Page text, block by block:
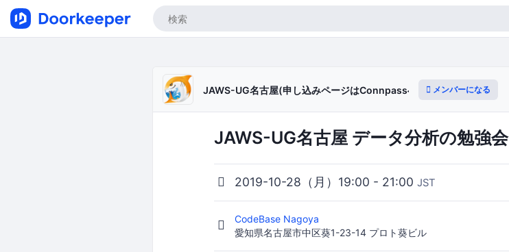
JAWS-UG名古屋(申し込みページはConnpassへ移行)メンバーになる
JAWS-UG名古屋 データ分析の勉強会
2019-10-28（月）19:00 - 21:00 JST
CodeBase Nagoya
愛知県名古屋市中区葵1-23-14 プロト葵ビル